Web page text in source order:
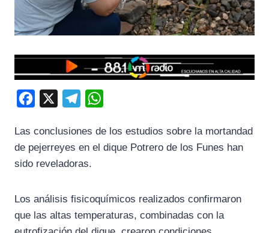
c
e
b
l
e
g
a
t
Las conclusiones de los estudios sobre la mortandad
de pejerreyes en el dique Potrero de los Funes han
sido reveladoras.
Los análisis fisicoquímicos realizados confirmaron
que las altas temperaturas, combinadas con la